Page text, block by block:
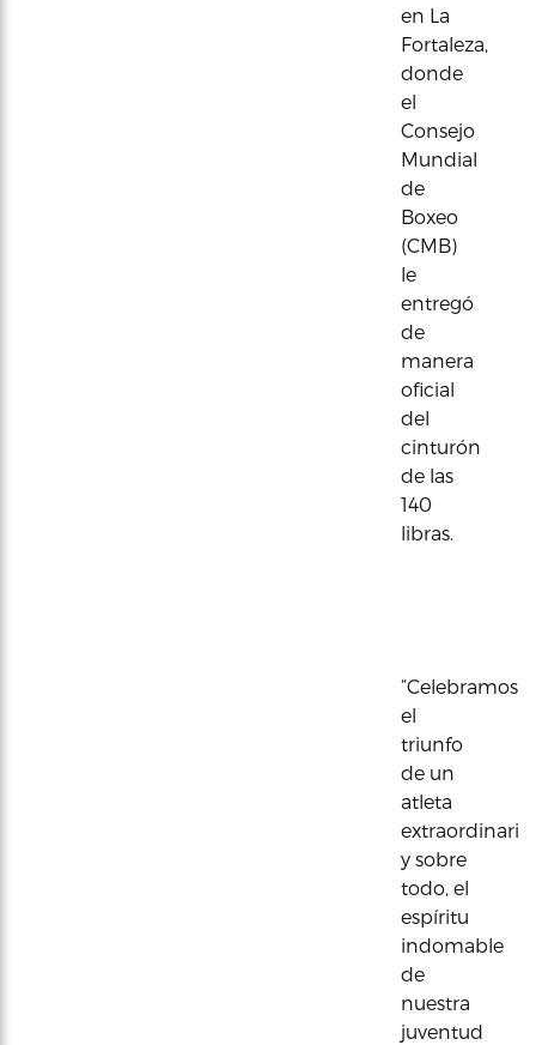
en La
Fortaleza,
donde
el
Consejo
Mundial
de
Boxeo
(CMB)
le
entregó
de
manera
oficial
del
cinturón
de las
140
libras.
“Celebramos
el
triunfo
de un
atleta
extraordinario
y sobre
todo, el
espíritu
indomable
de
nuestra
juventud